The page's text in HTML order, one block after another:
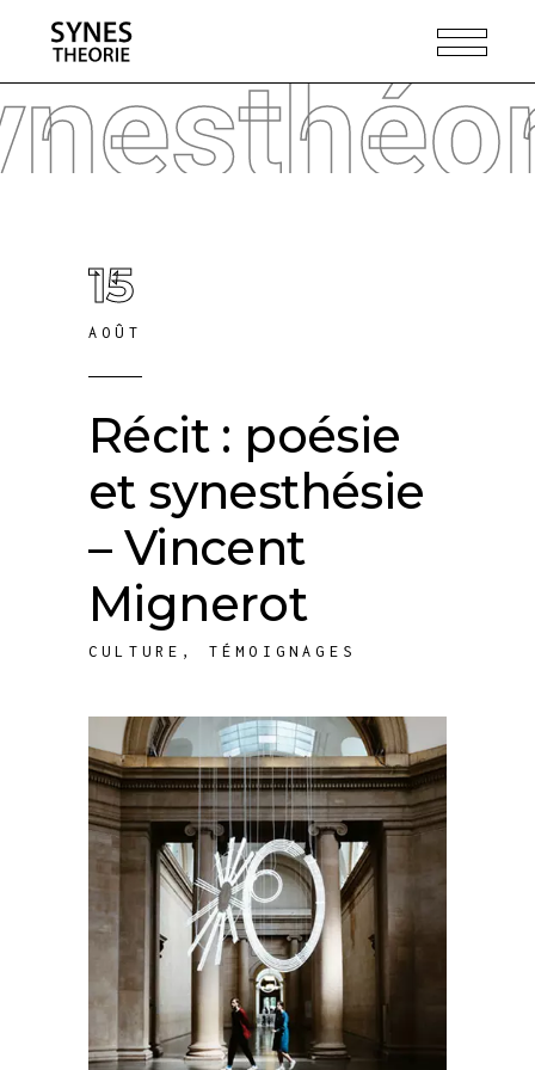
15
AOÛT
Récit : poésie
et synesthésie
– Vincent
Mignerot
CULTURE , TÉMOIGNAGES